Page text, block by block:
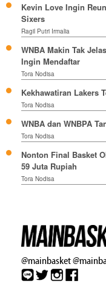
Kevin Love Ingin
Sixers
Ragil Putri Irmalia
WNBA Makin Tak
Ingin Mendaftar
Tora Nodisa
Kekhawatiran Lakers
Tora Nodisa
WNBA dan WNBPA
Tora Nodisa
Nonton Final Basket
59 Juta Rupiah
Tora Nodisa
@mainbasket